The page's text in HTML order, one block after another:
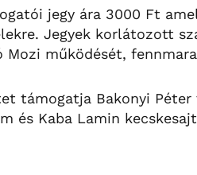
jegy ára 3000 Ft
Jegyek korlátozott
Mozi működését,
támogatja Bakonyi Péter
és Kaba Lamin